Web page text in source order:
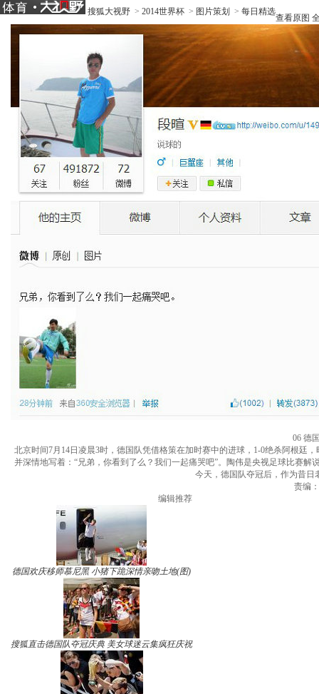
搜狐大视野 > 2014世界杯 > 图片策划 > 每日精选
查看原图
06 德
北京时间7月14日凌晨3时，德国队凭借格策在加时赛中的进球，1-0绝杀阿根廷
并深情地写着：“兄弟，你看到了么？我们一起痛哭吧”。陶伟是央视足球比赛
今天，德国队夺冠后，作为昔日
责编
编辑推荐
德国欢庆移师慕尼黑 小猪下跪深情亲吻土地(图)
搜狐直击德国队夺冠庆典 美女球迷云集疯狂庆祝